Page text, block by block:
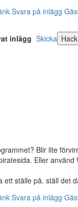
Svara på inlägg
inlägg Skicka
Blir lite
Eller använd
ett ställe på. ställ det
Svara på inlägg